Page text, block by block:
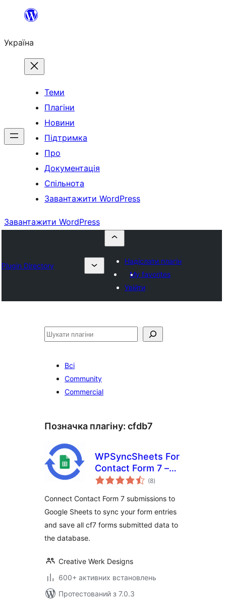
Перейти
вмісту
Україна
Теми
Плагіни
Новини
Підтримка
Про
Документація
Спільнота
Завантажити WordPress
Завантажити WordPress
Plugin Directory
Надіслати плагін
My favorites
Увійти
Пошук
Всі
Community
Commercial
Позначка плагіну: cfdb7
WPSyncSheets For
Contact Form 7 –
CF7 Google Sheets
to Database
(8загальний
рейтинг
)
Connect Contact Form 7 submissions to
Google Sheets to sync your form entries
and save all cf7 forms submitted data to
the database.
Creative Werk Designs
600+ активних встановлень
Протестований з 7.0.3